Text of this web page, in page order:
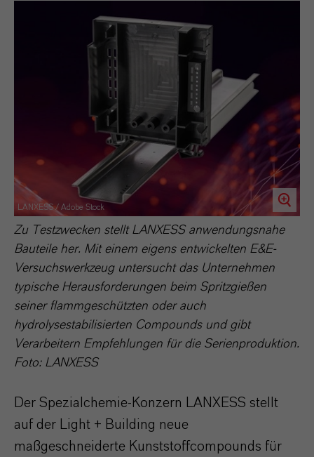
LANXESS / Adobe Stock
Zu Testzwecken stellt LANXESS anwendungsnahe
Bauteile her. Mit einem eigens entwickelten E&E-
Versuchswerkzeug untersucht das Unternehmen
typische Herausforderungen beim Spritzgießen
seiner flammgeschützten oder auch
hydrolysestabilisierten Compounds und gibt
Verarbeitern Empfehlungen für die Serienproduktion.
Foto: LANXESS
Der Spezialchemie-Konzern LANXESS stellt
auf der Light + Building neue
maßgeschneiderte Kunststoffcompounds für